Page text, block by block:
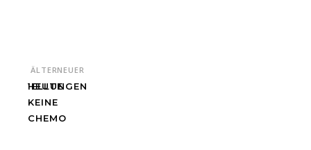
ÄLTER
HEUTE
KEINE
CHEMO
NEUER
UMSTELLUNGEN